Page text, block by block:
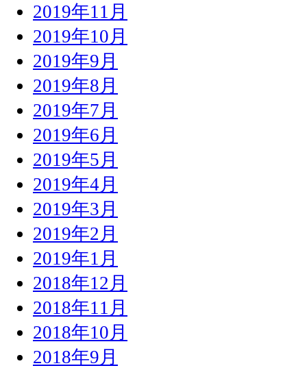
2019年11月
2019年10月
2019年9月
2019年8月
2019年7月
2019年6月
2019年5月
2019年4月
2019年3月
2019年2月
2019年1月
2018年12月
2018年11月
2018年10月
2018年9月